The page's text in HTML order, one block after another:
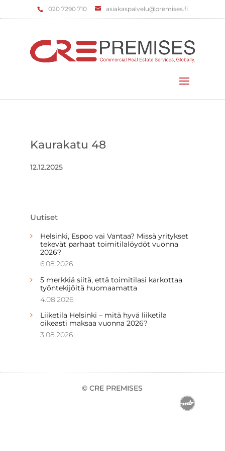
‌020 7290 710 asiakaspalvelu@premises.fi
Kaurakatu 48
12.12.2025
Uutiset
Helsinki, Espoo vai Vantaa? Missä yritykset
tekevät parhaat toimitilalöydöt vuonna
2026?
6.08.2026
5 merkkiä siitä, että toimitilasi karkottaa
työntekijöitä huomaamatta
4.08.2026
Liiketila Helsinki – mitä hyvä liiketila
oikeasti maksaa vuonna 2026?
3.08.2026
© CRE PREMISES